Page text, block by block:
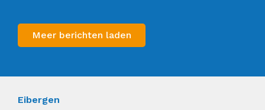
Meer berichten laden
Eibergen